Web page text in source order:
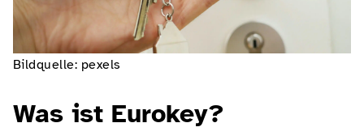
Bildquelle: pexels
Was ist Eurokey?